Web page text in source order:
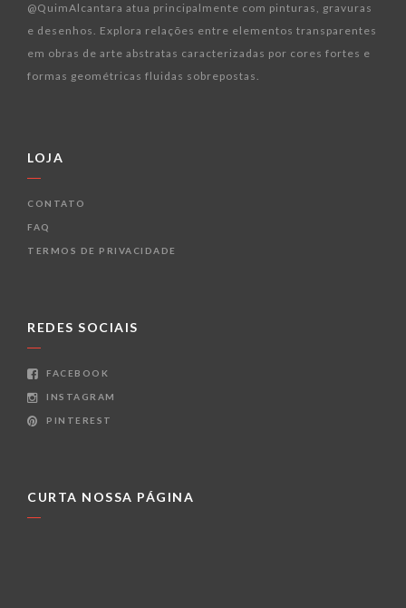
@QuimAlcantara atua principalmente com pinturas, gravuras
e desenhos. Explora relações entre elementos transparentes
em obras de arte abstratas caracterizadas por cores fortes e
formas geométricas fluidas sobrepostas.
LOJA
CONTATO
FAQ
TERMOS DE PRIVACIDADE
REDES SOCIAIS
FACEBOOK
INSTAGRAM
PINTEREST
CURTA NOSSA PÁGINA